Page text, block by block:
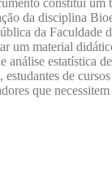
da disciplina
da Faculdade
um material
análise estatística
estudantes de
que